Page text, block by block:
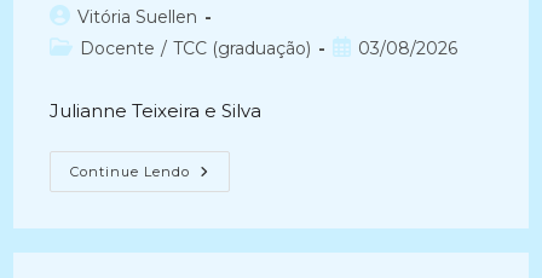
Autor
do
Vitória Suellen
Categoria
Docente / TCC (graduação)
Post03/08/2026
Julianne Teixeira e Silva
Continue Lendo REPRESENTAÇÃO
TEMÁTICA
Acerca